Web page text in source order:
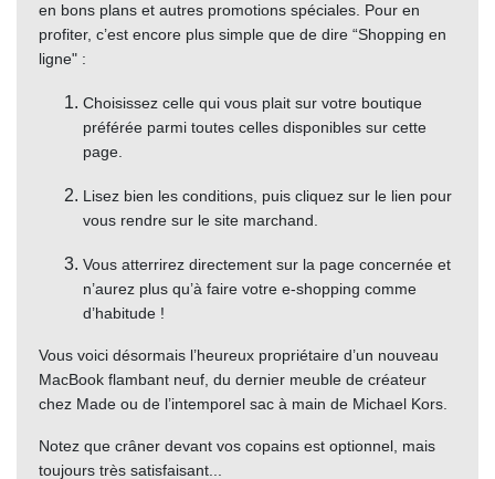
en bons plans et autres promotions spéciales. Pour en
profiter, c’est encore plus simple que de dire “Shopping en
ligne" :
Choisissez celle qui vous plait sur votre boutique
préférée parmi toutes celles disponibles sur cette
page.
Lisez bien les conditions, puis cliquez sur le lien pour
vous rendre sur le site marchand.
Vous atterrirez directement sur la page concernée et
n’aurez plus qu’à faire votre e-shopping comme
d’habitude !
Vous voici désormais l’heureux propriétaire d’un nouveau
MacBook flambant neuf, du dernier meuble de créateur
chez Made ou de l’intemporel sac à main de Michael Kors.
Notez que crâner devant vos copains est optionnel, mais
toujours très satisfaisant...